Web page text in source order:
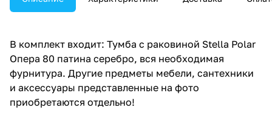
В комплект входит: Тумба с раковиной Stella Polar
Опера 80 патина серебро, вся необходимая
фурнитура. Другие предметы мебели, сантехники
и аксессуары представленные на фото
приобретаются отдельно!